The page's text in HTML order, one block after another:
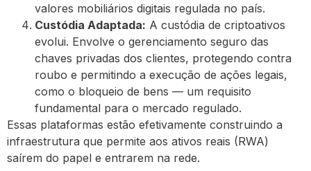
valores mobiliários digitais regulada no país.
Custódia Adaptada: A custódia de criptoativos
evolui. Envolve o gerenciamento seguro das
chaves privadas dos clientes, protegendo contra
roubo e permitindo a execução de ações legais,
como o bloqueio de bens — um requisito
fundamental para o mercado regulado.
Essas plataformas estão efetivamente construindo a
infraestrutura que permite aos ativos reais (RWA)
saírem do papel e entrarem na rede.